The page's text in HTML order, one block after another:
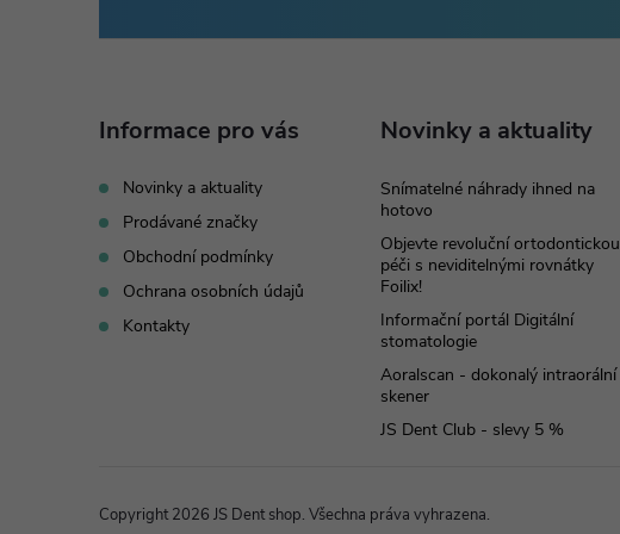
Informace pro vás
Novinky a aktuality
Prodávané značky
Obchodní podmínky
Ochrana osobních údajů
Kontakty
Novinky a aktuality
Snímatelné náhrady ihned na
hotovo
Objevte revoluční ortodontickou
péči s neviditelnými rovnátky
Foilix!
Informační portál Digitální
stomatologie
Aoralscan - dokonalý intraorální
skener
JS Dent Club - slevy 5 %
Copyright 2026 JS Dent shop. Všechna práva vyhrazena.